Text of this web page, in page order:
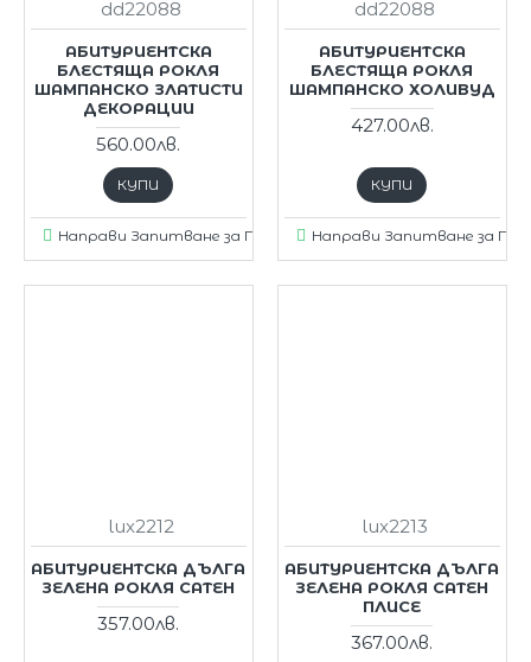
dd22088
АБИТУРИЕНТСКА
БЛЕСТЯЩА РОКЛЯ
ШАМПАНСКО ЗЛАТИСТИ
ДЕКОРАЦИИ
560.00лв.
КУПИ
Направи Запитване за Продукт
dd22088
АБИТУРИЕНТСКА
БЛЕСТЯЩА РОКЛЯ
ШАМПАНСКО ХОЛИВУД
427.00лв.
КУПИ
Направи Запитване за
lux2212
АБИТУРИЕНТСКА ДЪЛГА
ЗЕЛЕНА РОКЛЯ САТЕН
357.00лв.
lux2213
АБИТУРИЕНТСКА ДЪЛГА
ЗЕЛЕНА РОКЛЯ САТЕН
ПЛИСЕ
367.00лв.